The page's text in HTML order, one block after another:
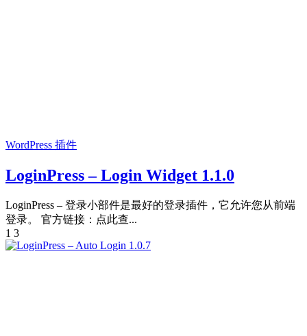
WordPress 插件
LoginPress – Login Widget 1.1.0
LoginPress – 登录小部件是最好的登录插件，它允许您从前端
登录。 官方链接：点此查...
1 3